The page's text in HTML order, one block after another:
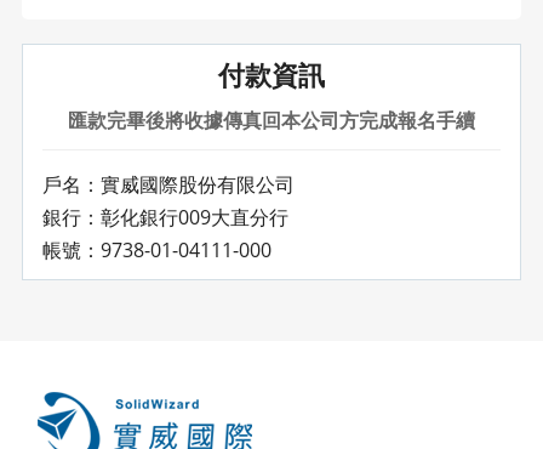
付款資訊
匯款完畢後將收據傳真回本公司方完成報名手續
戶名：實威國際股份有限公司
銀行：彰化銀行009大直分行
帳號：9738-01-04111-000